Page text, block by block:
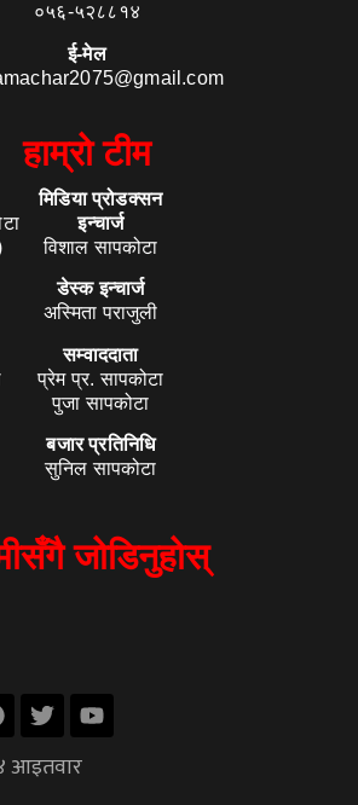
०५६-५२८८१४
ई-मेल
हाम्रो टीम
मिडिया प्रोडक्सन
इन्चार्ज
विशाल सापकोटा
डेस्क इन्चार्ज
अस्मिता पराजुली
सम्वाददाता
प्रेम प्र. सापकोटा
पुजा सापकोटा
बजार प्रतिनिधि
सुनिल सापकोटा
जोडिनुहोस्